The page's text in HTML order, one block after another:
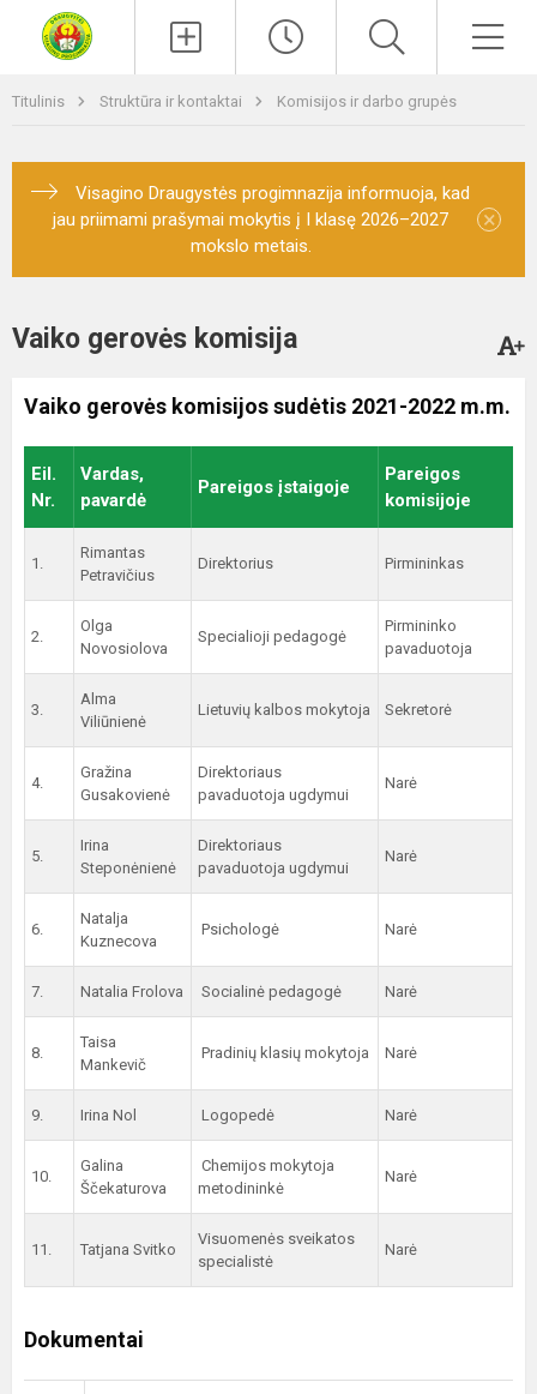
Titulinis Struktūra ir kontaktai Komisijos ir darbo grupės
Visagino Draugystės progimnazija informuoja, kad
jau priimami prašymai mokytis į I klasę 2026–2027
mokslo metais.
×
Vaiko gerovės komisija
Vaiko gerovės komisijos sudėtis 2021-2022 m.m.
Eil.
Nr.
Vardas,
pavardė
Pareigos įstaigoje
Pareigos
komisijoje
1.
Rimantas
Petravičius
Direktorius Pirmininkas
2.
Olga
Novosiolova
Specialioji pedagogė
Pirmininko
pavaduotoja
3.
Alma
Viliūnienė
Lietuvių kalbos mokytoja Sekretorė
4.
Gražina
Gusakovienė
Direktoriaus
pavaduotoja ugdymui
Narė
5.
Irina
Steponėnienė
Direktoriaus
pavaduotoja ugdymui
Narė
6.
Natalja
Kuznecova
Psichologė Narė
7. Natalia Frolova Socialinė pedagogė Narė
8.
Taisa
Mankevič
Pradinių klasių mokytoja Narė
9. Irina Nol Logopedė Narė
10.
Galina
Ščekaturova
Chemijos mokytoja
metodininkė
Narė
11. Tatjana Svitko
Visuomenės sveikatos
specialistė
Narė
Dokumentai